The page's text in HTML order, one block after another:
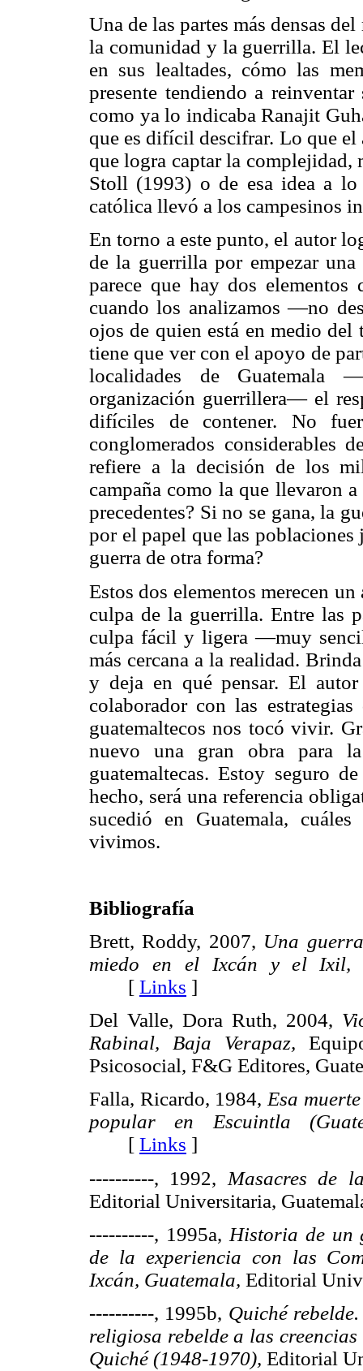
Una de las partes más densas
la comunidad y la guerrilla. El
en sus lealtades, cómo las
presente tendiendo a
como ya lo indicaba Ranajit
que es difícil descifrar. Lo que el
que logra captar la
Stoll (1993) o de esa idea a
católica llevó a los campesinos
En torno a este punto, el autor
de la guerrilla por empezar
parece que hay dos
cuando los analizamos —no
ojos de quien está en medio
tiene que ver con el apoyo de
localidades de Guatemala
organización guerrillera— el
difíciles de contener. No
conglomerados considerables
refiere a la decisión de los
campaña como la que llevaron
precedentes? Si no se gana, la
por el papel que las poblaciones
guerra de otra forma?
Estos dos elementos merecen
culpa de la guerrilla. Entre las
culpa fácil y ligera —muy
más cercana a la realidad.
y deja en qué pensar. El
colaborador con las
guatemaltecos nos tocó vivir.
nuevo una gran obra para
guatemaltecas. Estoy seguro
hecho, será una referencia
sucedió en Guatemala,
vivimos.
Bibliografía
Brett, Roddy, 2007, Una
miedo en el Ixcán y el Ixil,
[ Links ]
Del Valle, Dora Ruth, 2004,
Rabinal, Baja Verapaz,
Psicosocial, F&G Editores,
Falla, Ricardo, 1984,Esa
popular en Escuintla
[ Links ]
----------, 1992, Masacres de
Editorial Universitaria,
----------, 1995a, Historia de un
de la experiencia con las
Ixcán, Guatemala, Editorial
----------, 1995b, Quiché rebelde.
religiosa rebelde a las
Quiché (1948-1970), Editorial